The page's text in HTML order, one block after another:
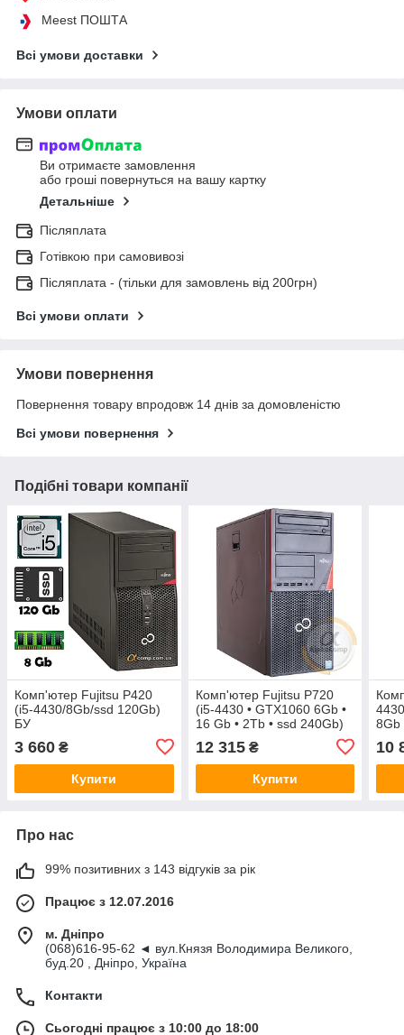
Meest ПОШТА
Всі умови доставки
Умови оплати
Ви отримаєте замовлення
або гроші повернуться на вашу картку
Детальніше
Післяплата
Готівкою при самовивозі
Післяплата - (тільки для замовлень від 200грн)
Всі умови оплати
Умови повернення
Повернення товару впродовж 14 днів за домовленістю
Всі умови повернення
Подібні товари компанії
Комп'ютер Fujitsu P420
(i5-4430/8Gb/ssd 120Gb)
БУ
3 660 ₴
Купити
Комп'ютер Fujitsu P720
(i5-4430 • GTX1060 6Gb •
16 Gb • 2Tb • ssd 240Gb)
12 315₴
Купити
8Gb
10
Про нас
99% позитивних з 143 відгуків за рік
Працює з 12.07.2016
м. Дніпро
(068)616-95-62 ◄ вул.Князя Володимира Великого,
буд.20 , Дніпро, Україна
Контакти
Сьогодні працює з 10:00 до 18:00